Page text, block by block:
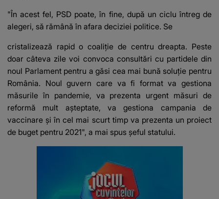
"În acest fel, PSD poate, în fine, după un ciclu întreg de
alegeri, să rămână în afara deciziei politice. Se
cristalizează rapid o coaliție de centru dreapta. Peste
doar câteva zile voi convoca consultări cu partidele din
noul Parlament pentru a găsi cea mai bună soluție pentru
România. Noul guvern care va fi format va gestiona
măsurile în pandemie, va prezenta urgent măsuri de
reformă mult așteptate, va gestiona campania de
vaccinare și în cel mai scurt timp va prezenta un proiect
de buget pentru 2021", a mai spus șeful statului.